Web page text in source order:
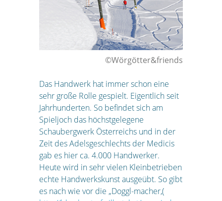
©Wörgötter&friends
Das Handwerk hat immer schon eine
sehr große Rolle gespielt. Eigentlich seit
Jahrhunderten. So befindet sich am
Spieljoch das höchstgelegene
Schaubergwerk Österreichs und in der
Zeit des Adelsgeschlechts der Medicis
gab es hier ca. 4.000 Handwerker.
Heute wird in sehr vielen Kleinbetrieben
echte Handwerkskunst ausgeübt. So gibt
es nach wie vor die „Doggl-macher,(